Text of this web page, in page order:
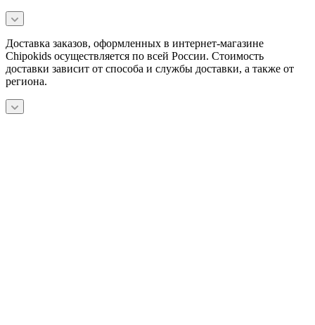
Доставка заказов, оформленных в интернет-магазине
Chipokids осуществляется по всей России. Стоимость
доставки зависит от способа и службы доставки, а также от
региона.